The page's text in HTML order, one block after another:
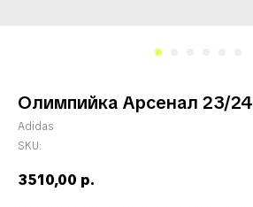
Олимпийка Арсенал 23/24
Adidas
SKU:
3510,00 р.